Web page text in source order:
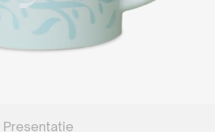
Presentatie